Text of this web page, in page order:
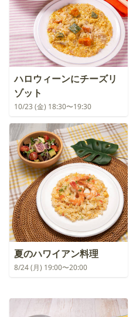
ハロウィーンにチーズリ
ゾット
10/23 (金) 18:30〜19:30
夏のハワイアン料理
8/24 (月) 19:00〜20:00